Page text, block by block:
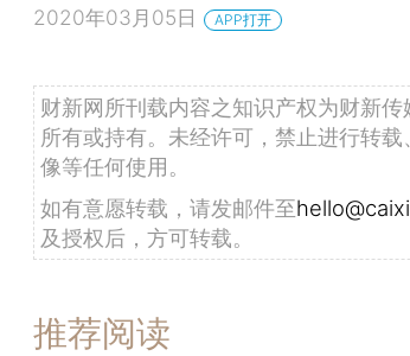
2020年03月05日 APP打开
财新网所刊载内容之知识产权为财新
所有或持有。未经许可，禁止进行转
像等任何使用。
如有意愿转载，请发邮件至
及授权后，方可转载。
推荐阅读